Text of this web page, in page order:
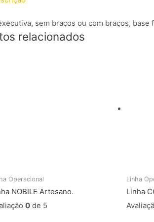
sem braços ou com braços,
relacionados
Operacional
NOBILE Artesano.
0 de 5
Linha
Linha